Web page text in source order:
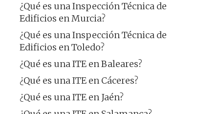
¿Qué es una Inspección Técnica de
Edificios en Murcia?
¿Qué es una Inspección Técnica de
Edificios en Toledo?
¿Qué es una ITE en Baleares?
¿Qué es una ITE en Cáceres?
¿Qué es una ITE en Jaén?